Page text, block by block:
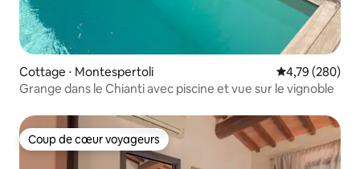
Cottage ⋅ Montespertoli Évaluation
4,79 (280)
Grange dans le Chianti avec piscine et vue sur le vignoble
Coup de cœur voyageurs
Coup de cœur voyageurs